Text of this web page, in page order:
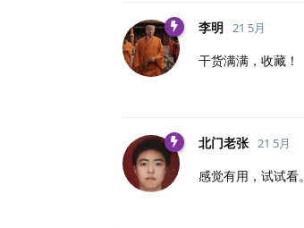
李明 21 5月
干货满满，收藏！
北门老张 21 5月
感觉有用，试试看。